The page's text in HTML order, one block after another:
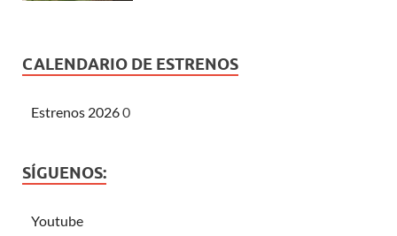
CALENDARIO DE ESTRENOS
Estrenos 20260
SÍGUENOS:
Youtube